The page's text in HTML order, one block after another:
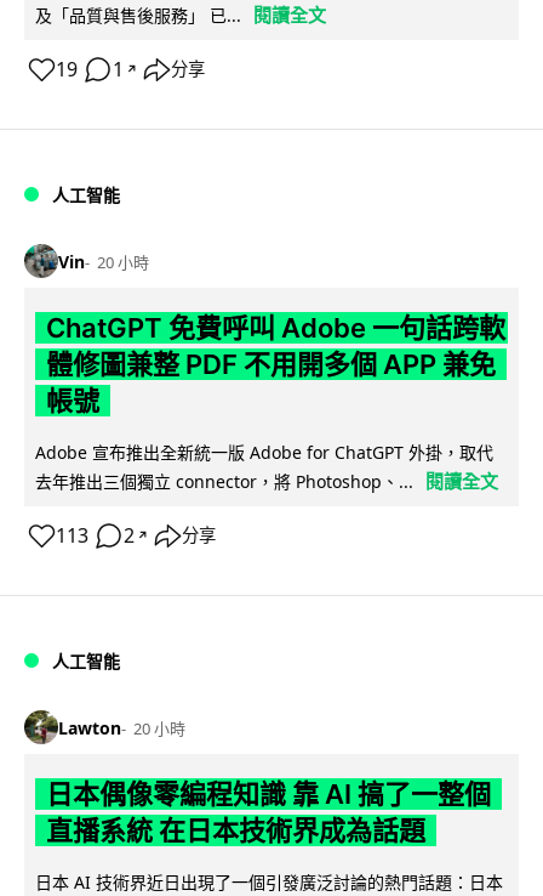
及「品質與售後服務」 已...
閱讀全文
19 1 ↗ 分享
人工智能
Vin 20 小時
ChatGPT 免費呼叫 Adobe 一句話跨軟
體修圖兼整 PDF 不用開多個 APP 兼免
帳號
Adobe 宣布推出全新統一版 Adobe for ChatGPT 外掛，取代
去年推出三個獨立 connector，將 Photoshop、...
閱讀全文
113 2 ↗ 分享
人工智能
Lawton 20 小時
日本偶像零編程知識 靠 AI 搞了一整個
直播系統 在日本技術界成為話題
日本 AI 技術界近日出現了一個引發廣泛討論的熱門話題：日本